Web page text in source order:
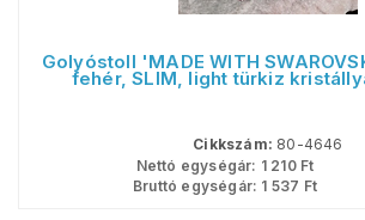
Golyóstoll 'MADE WITH
fehér, SLIM, light türkiz
Cikkszám: 80-4646
Nettó egységár: 1 210Ft
Bruttó egységár: 1 537 Ft